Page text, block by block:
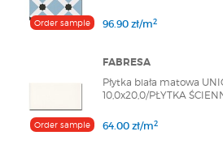
Order sample 96.90 zł/m2
Order sample
FABRESA
Płytka biała matowa
10,0x20,0/PŁYTKA
64.00 zł/m2